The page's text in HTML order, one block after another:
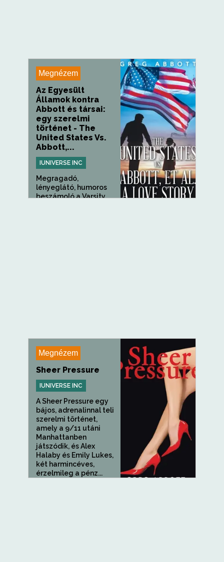
Megnézem
Az Egyesült
Államok kontra
Abbott és társai:
egy szerelmi
történet - The
United States Vs.
Abbott,...
IUNIVERSE INC
Megragadó,
lényeglátó, humoros
beszámoló a Varsity...
Megnézem
Sheer Pressure
IUNIVERSE INC
A Sheer Pressure egy
bájos, adrenalinnal teli
szerelmi történet,
amely a 9/11 utáni
Manhattanben
játszódik, és Alex
Halaby és Emily Lukes,
két harmincéves,
érzelmileg a pénz...